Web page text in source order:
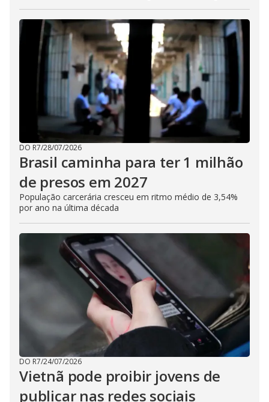
DO R7/28/07/2026
Brasil caminha para ter 1 milhão
de presos em 2027
População carcerária cresceu em ritmo médio de 3,54%
por ano na última década
DO R7/24/07/2026
Vietnã pode proibir jovens de
publicar nas redes sociais